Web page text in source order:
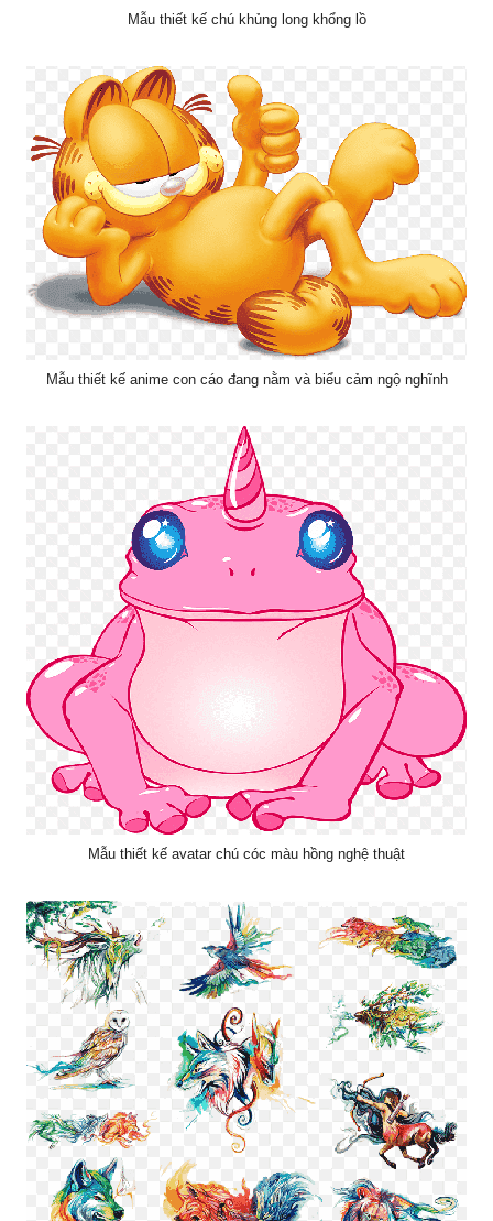
Mẫu thiết kế chú khủng long khổng lồ
Mẫu thiết kế anime con cáo đang nằm và biểu cảm ngộ nghĩnh
Mẫu thiết kế avatar chú cóc màu hồng nghệ thuật